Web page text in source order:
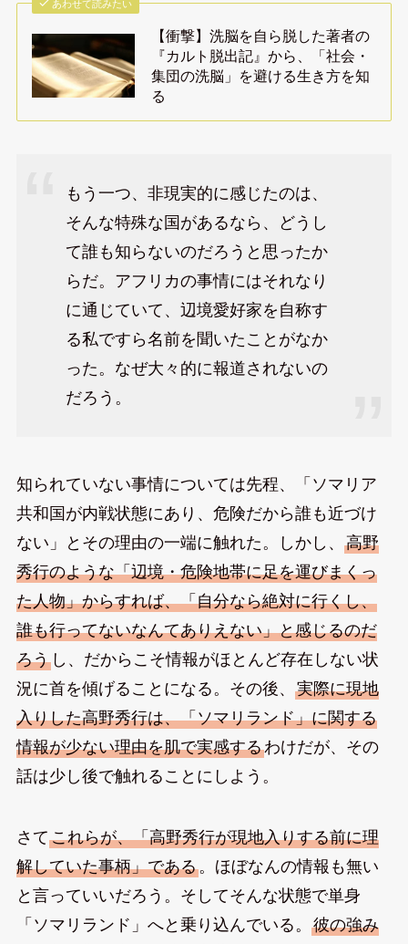
あわせて読みたい
【衝撃】洗脳を自ら脱した著者の
『カルト脱出記』から、「社会・
集団の洗脳」を避ける生き方を知
る
もう一つ、非現実的に感じたのは、
そんな特殊な国があるなら、どうし
て誰も知らないのだろうと思ったか
らだ。アフリカの事情にはそれなり
に通じていて、辺境愛好家を自称す
る私ですら名前を聞いたことがなか
った。なぜ大々的に報道されないの
だろう。
知られていない事情については先程、「ソマリア
共和国が内戦状態にあり、危険だから誰も近づけ
ない」とその理由の一端に触れた。しかし、 高野
秀行のような「辺境・危険地帯に足を運びまくっ
た人物」からすれば、「自分なら絶対に行くし、
誰も行ってないなんてありえない」と感じるのだ
ろうし、だからこそ情報がほとんど存在しない状
況に首を傾げることになる。その後、 実際に現地
入りした高野秀行は、「ソマリランド」に関する
情報が少ない理由を肌で実感するわけだが、その
話は少し後で触れることにしよう。
さてこれらが、「高野秀行が現地入りする前に理
解していた事柄」である。ほぼなんの情報も無い
と言っていいだろう。そしてそんな状態で単身
「ソマリランド」へと乗り込んでいる。 彼の強み